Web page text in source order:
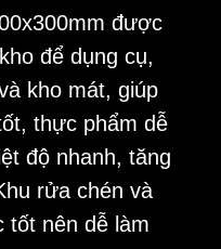
được
để dụng cụ,
kho mát, giúp
thực phẩm dễ
độ nhanh, tăng
rửa chén và
tốt nên dễ làm